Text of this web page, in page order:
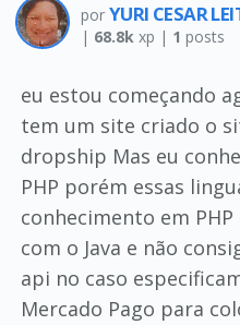
por YURI CESAR
| 68.8kxp | 1 posts
eu estou começando
tem um site criado o
dropship Mas eu
PHP porém essas
conhecimento em
com o Java e não
api no caso
Mercado Pago para